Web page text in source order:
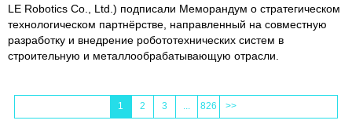
LE Robotics Co., Ltd.) подписали Меморандум о стратегическом
технологическом партнёрстве, направленный на совместную
разработку и внедрение робототехнических систем в
строительную и металлообрабатывающую отрасли.
1 2 3 ... 826 >>